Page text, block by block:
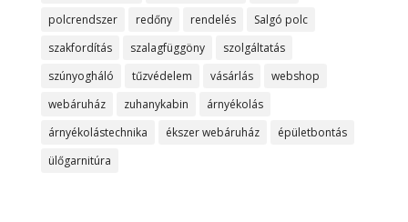
polcrendszer
redőny rendelés
Salgó polc
szakfordítás
szalagfüggöny
szolgáltatás
szúnyogháló
tűzvédelem vásárlás
webshop
webáruház
zuhanykabin
árnyékolás
árnyékolástechnika
ékszer webáruház
épületbontás
ülőgarnitúra